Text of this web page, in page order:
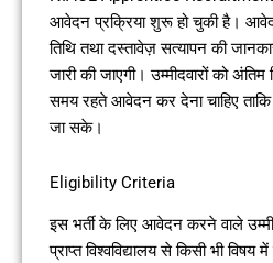
आवेदन प्रक्रिया शुरू हो चुकी है। आवेदन
तिथि तथा दस्तावेज़ सत्यापन की
जारी की जाएगी। उम्मीदवारों को अंतिम
समय रहते आवेदन कर देना चाहिए
जा सके।
Eligibility Criteria
इस भर्ती के लिए आवेदन करने वाले
प्राप्त विश्वविद्यालय से किसी भी